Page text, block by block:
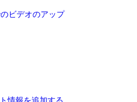
のビデオのアップ
情報を追加する